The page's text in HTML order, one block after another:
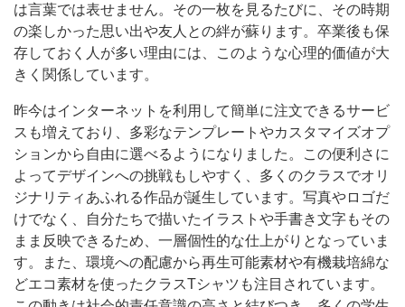
は言葉では表せません。その一枚を見るたびに、その時期
の楽しかった思い出や友人との絆が蘇ります。卒業後も保
存しておく人が多い理由には、このような心理的価値が大
きく関係しています。
昨今はインターネットを利用して簡単に注文できるサービ
スも増えており、多彩なテンプレートやカスタマイズオプ
ションから自由に選べるようになりました。この便利さに
よってデザインへの挑戦もしやすく、多くのクラスでオリ
ジナリティあふれる作品が誕生しています。写真やロゴだ
けでなく、自分たちで描いたイラストや手書き文字もその
まま反映できるため、一層個性的な仕上がりとなっていま
す。また、環境への配慮から再生可能素材や有機栽培綿な
どエコ素材を使ったクラスTシャツも注目されています。